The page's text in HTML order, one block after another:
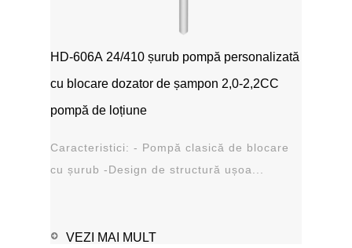
HD-606A 24/410 șurub pompă personalizată
cu blocare dozator de șampon 2,0-2,2CC
pompă de loțiune
Caracteristici: - Pompă clasică de blocare
cu șurub -Design de structură ușoa...
VEZI MAI MULT